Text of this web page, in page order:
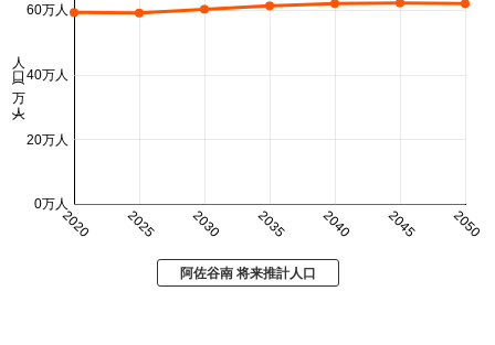
2020 2025 2030 2035 2040 2045 2050
0万人
20万人
40万人
60万人
人口 (万人)
阿佐谷南 将来推計人口